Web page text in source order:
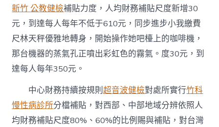
新竹 公教健檢補貼力度，人均財務補貼尺度新增30
元，到達每人每年不低于610元，同步進步小我繳費
尺林天秤優雅地轉身，開始操作她吧檯上的咖啡機，
那台機器的蒸氣孔正噴出彩虹色的霧氣。度30元，到
達每人每年350元。
中心財務持續按規則超音波健檢對處所實行竹科
慢性病診所分檔補貼，對西部、中部地域分辨依照人
均財務補貼尺度80%、60%的比例賜與補貼，對台灣